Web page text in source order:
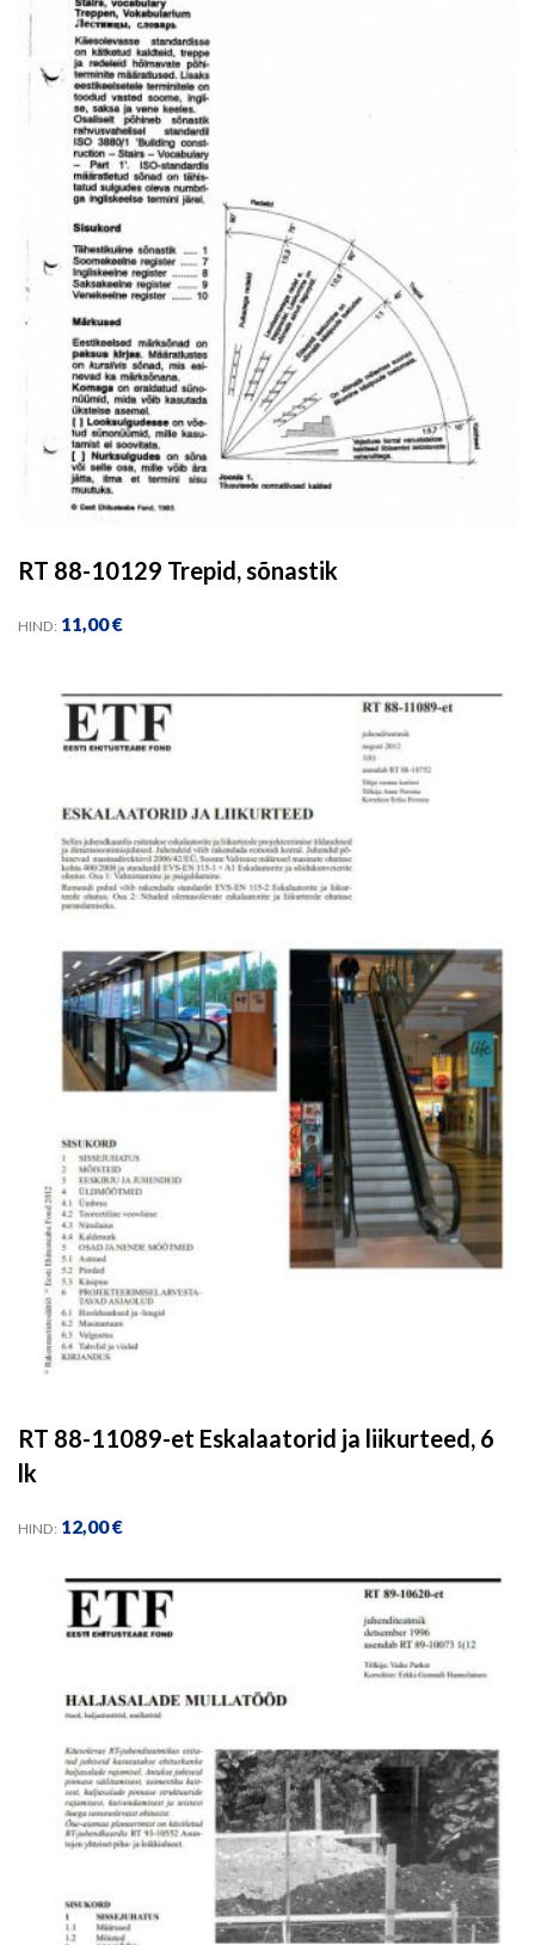
RT 88-10129 Trepid, sõnastik
HIND: 11,00€
RT 88-11089-et Eskalaatorid ja liikurteed, 6
lk
HIND: 12,00€